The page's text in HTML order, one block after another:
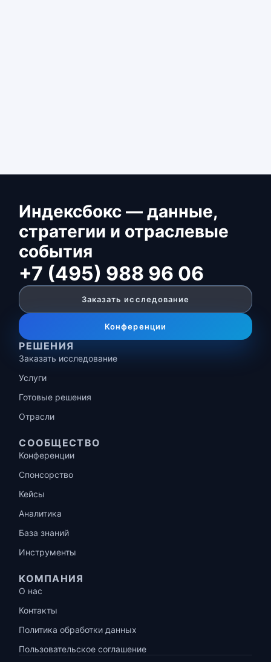
Индексбокс — данные,
стратегии и отраслевые
события
+7 (495) 988 96 06
Заказать исследование
Конференции
РЕШЕНИЯ
Заказать исследование
Услуги
Готовые решения
Отрасли
СООБЩЕСТВО
Конференции
Спонсорство
Кейсы
Аналитика
База знаний
Инструменты
КОМПАНИЯ
О нас
Контакты
Политика обработки данных
Пользовательское соглашение